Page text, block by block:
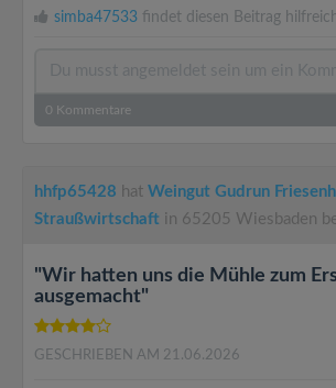
simba47533 findet diesen Beitrag
0 Kommentare
hhfp65428 hat Weingut Gudrun
Straußwirtschaft in 65205 Wiesbaden
"Wir hatten uns die Mühle zum
ausgemacht"
GESCHRIEBEN AM 21.06.2026